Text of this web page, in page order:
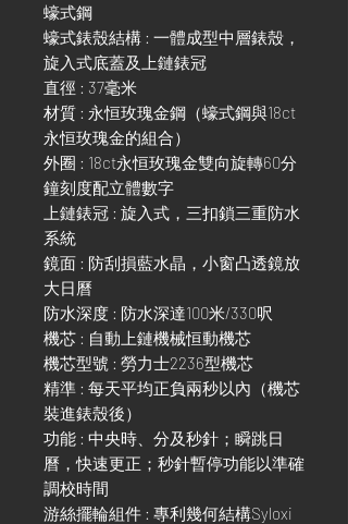
蠔式鋼
蠔式錶殼結構 : 一體成型中層錶殼，
旋入式底蓋及上鏈錶冠
直徑 : 37毫米
材質 : 永恒玫瑰金鋼（蠔式鋼與18ct
永恒玫瑰金的組合）
外圈 : 18ct永恒玫瑰金雙向旋轉60分
鐘刻度配立體數字
上鏈錶冠 : 旋入式，三扣鎖三重防水
系統
鏡面 : 防刮損藍水晶，小窗凸透鏡放
大日曆
防水深度 : 防水深達100米/330呎
機芯 : 自動上鏈機械恒動機芯
機芯型號 : 勞力士2236型機芯
精準 : 每天平均正負兩秒以內（機芯
裝進錶殼後）
功能 : 中央時、分及秒針；瞬跳日
曆，快速更正；秒針暫停功能以準確
調校時間
游絲擺輪組件 : 專利幾何結構Syloxi